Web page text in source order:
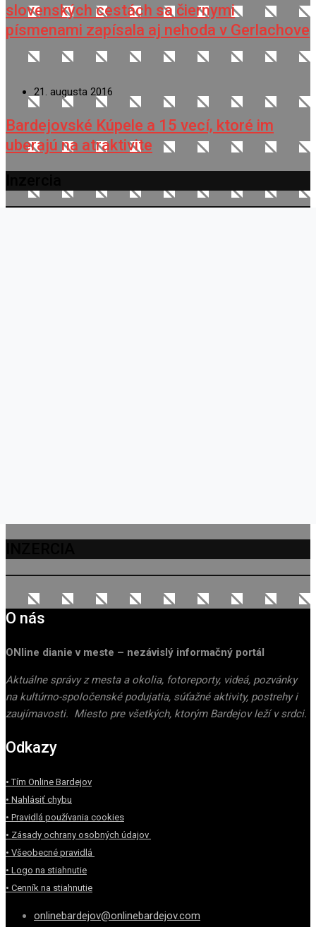
slovenských cestách sa čiernymi
písmenami zapísala aj nehoda v Gerlachove
21. augusta 2016
Bardejovské Kúpele a 15 vecí, ktoré im
uberajú na atraktivite
O nás
ONline dianie v meste – nezávislý informačný portál
Aktuálne správy z mesta a okolia, fotoreporty, videá, pozvánky
na kultúrno-spoločenské podujatia, súťažné aktivity, postrehy i
zaujímavosti. Miesto pre všetkých, ktorým Bardejov leží v srdci.
Odkazy
• Tím Online Bardejov
• Nahlásiť chybu
• Pravidlá používania cookies
• Zásady ochrany osobných údajov
• Všeobecné pravidlá
• Logo na stiahnutie
• Cenník na stiahnutie
onlinebardejov@onlinebardejov.com